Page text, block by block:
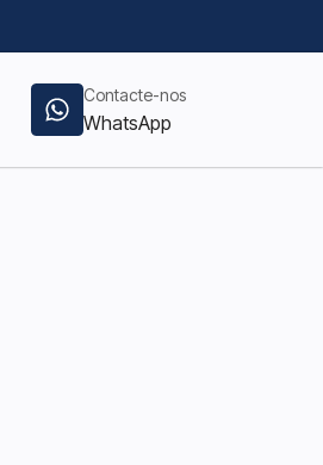
Contacte-nos
WhatsApp